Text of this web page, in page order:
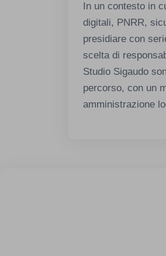
In un contesto in
digitali, PNRR,
presidiare con
scelta di
Studio Sigaudo
percorso, con un
amministrazione